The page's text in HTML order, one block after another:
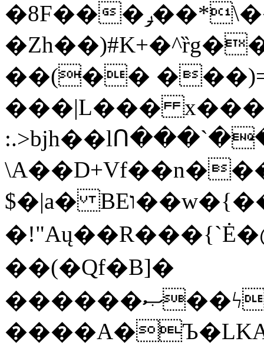
�8F���ݛ��*\��U��S
��(��
���|L���
$�|a� BEו��w�{���;���q�X��d%�������W� hU�(�1�Ū}9�S�F<��i�L3�;�
��(�Qf�B]�
������ޞ��ϟak��r��_39$�8�p���7�2�yIZ�R��x��/